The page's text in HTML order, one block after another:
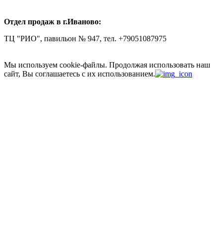
Отдел продаж в г.Иваново:
ТЦ "РИО", павильон № 947, тел. +79051087975
Мы используем cookie-файлы. Продолжая использовать наш
сайт, Вы соглашаетесь с их использованием.